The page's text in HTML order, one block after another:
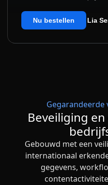
Nu bestellen Lia
Beveiliging
Gebouwd met een
internationaal
gegevens,